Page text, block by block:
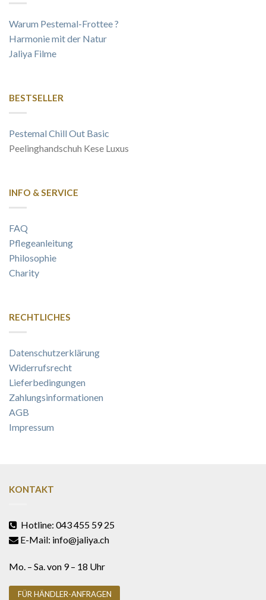
Warum Pestemal-Frottee ?
Harmonie mit der Natur
Jaliya Filme
BESTSELLER
Pestemal Chill Out Basic
Peelinghandschuh Kese Luxus
INFO & SERVICE
FAQ
Pflegeanleitung
Philosophie
Charity
RECHTLICHES
Datenschutzerklärung
Widerrufsrecht
Lieferbedingungen
Zahlungsinformationen
AGB
Impressum
KONTAKT
Hotline: 043 455 59 25
E-Mail: info@jaliya.ch
Mo. – Sa. von 9 – 18 Uhr
FÜR HÄNDLER-ANFRAGEN